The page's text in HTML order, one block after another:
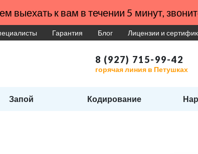
выехать к вам в течении 5 минут,
Гарантия Блог Лицензии и
8 (927) 715-99-42
горячая линия в Петушках
Запой Кодирование